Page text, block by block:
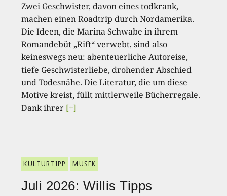
Zwei Geschwister, davon eines todkrank,
machen einen Roadtrip durch Nordamerika.
Die Ideen, die Marina Schwabe in ihrem
Romandebüt „Rift“ verwebt, sind also
keineswegs neu: abenteuerliche Autoreise,
tiefe Geschwisterliebe, drohender Abschied
und Todesnähe. Die Literatur, die um diese
Motive kreist, füllt mittlerweile Bücherregale.
Dank ihrer [+]
KULTURTIPP MUSEK
Juli 2026: Willis Tipps